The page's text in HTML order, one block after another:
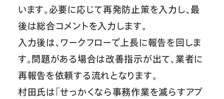
います。必要に応じて再発防止策を入力し、最
後は総合コメントを入力します。
入力後は、ワークフローで上長に報告を回しま
す。問題がある場合は改善指示が出て、業者に
再報告を依頼する流れとなります。
村田氏は「せっかくなら事務作業を減らすアプ